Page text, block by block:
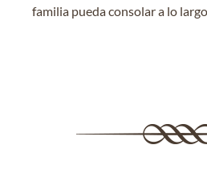
familia pueda consolar a lo